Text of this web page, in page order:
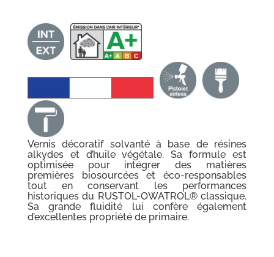
Vernis décoratif solvanté à base de résines
alkydes et d’huile végétale. Sa formule est
optimisée pour intégrer des matières
premières biosourcées et éco-responsables
tout en conservant les performances
historiques du RUSTOL-OWATROL® classique.
Sa grande fluidité lui confère également
d’excellentes propriété de primaire.